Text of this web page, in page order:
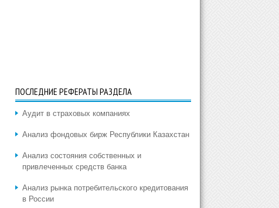
ПОСЛЕДНИЕ РЕФЕРАТЫ РАЗДЕЛА
Аудит в страховых компаниях
Анализ фондовых бирж Республики Казахстан
Анализ состояния собственных и
привлеченных средств банка
Анализ рынка потребительского кредитования
в России